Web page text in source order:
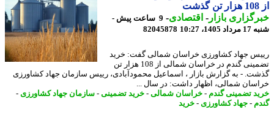
بازار- اقتصادی- 9 ساعت پیش -
10:27
82045878
جهاد کشاورزی خراسان شمالی گفت: خرید
تضمینی گندم در خراسان شمالی از 108 هزار تن
- به گزارش بازار ، اسماعیل محمودآبادی، رییس سازمان جهاد کشاورزی
شمالی، اظهار داشت: در سال ...
تضمینی گندم-خراسان شمالی-خرید تضمینی-سازمان جهاد کشاورزی-
-جهاد کشاورزی- خرید